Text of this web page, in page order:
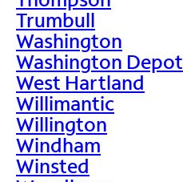
Trumbull
Washington
Washington Depot
West Hartland
Willimantic
Willington
Windham
Winsted